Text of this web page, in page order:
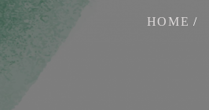
HOME